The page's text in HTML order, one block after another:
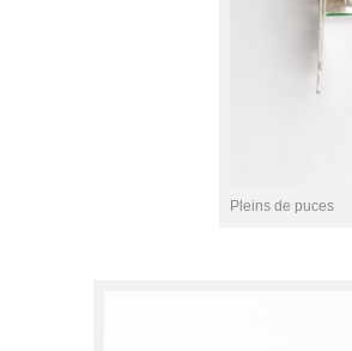
Pleins de puces